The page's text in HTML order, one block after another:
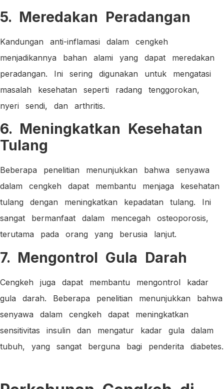
5. Meredakan Peradangan
Kandungan anti-inflamasi dalam cengkeh
menjadikannya bahan alami yang dapat meredakan
peradangan. Ini sering digunakan untuk mengatasi
masalah kesehatan seperti radang tenggorokan,
nyeri sendi, dan arthritis.
6. Meningkatkan Kesehatan
Tulang
Beberapa penelitian menunjukkan bahwa senyawa
dalam cengkeh dapat membantu menjaga kesehatan
tulang dengan meningkatkan kepadatan tulang. Ini
sangat bermanfaat dalam mencegah osteoporosis,
terutama pada orang yang berusia lanjut.
7. Mengontrol Gula Darah
Cengkeh juga dapat membantu mengontrol kadar
gula darah. Beberapa penelitian menunjukkan bahwa
senyawa dalam cengkeh dapat meningkatkan
sensitivitas insulin dan mengatur kadar gula dalam
tubuh, yang sangat berguna bagi penderita diabetes.